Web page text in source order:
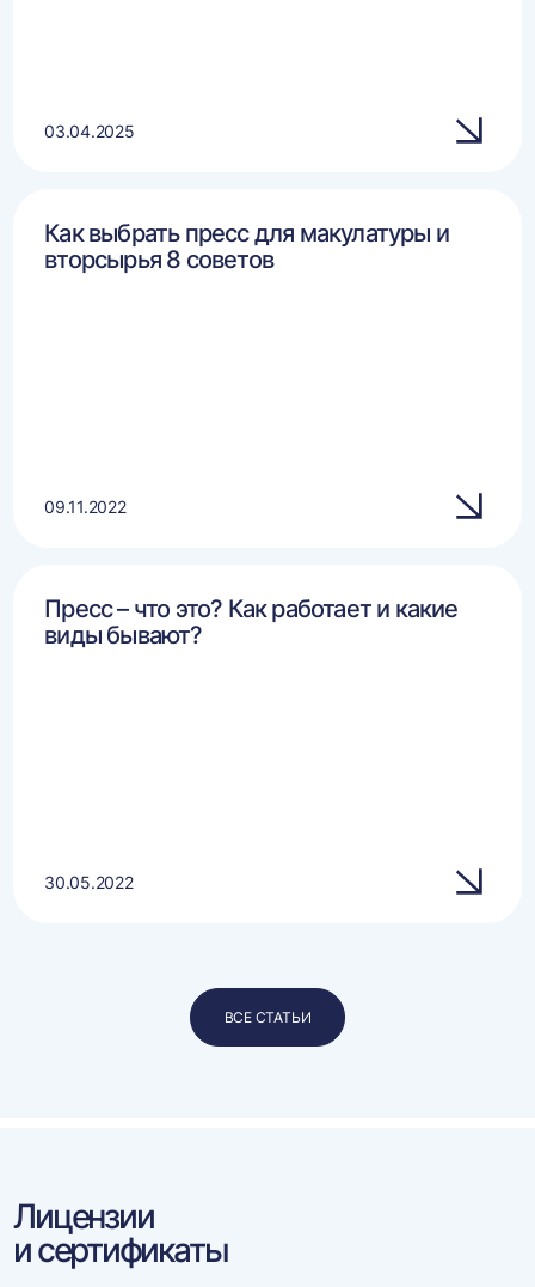
03.04.2025
Как выбрать пресс для макулатуры и
вторсырья 8 советов
09.11.2022
Пресс – что это? Как работает и какие
виды бывают?
30.05.2022
ВСЕ СТАТЬИ
Лицензии
и сертификаты